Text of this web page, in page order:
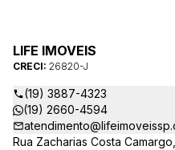
as suas dúvidas sobre casas,
comerciais e outros produtos
LIFE IMOVEIS
CRECI: 26820-J
(19) 3887-4323
(19) 2660-4594
Rua Zacharias Costa